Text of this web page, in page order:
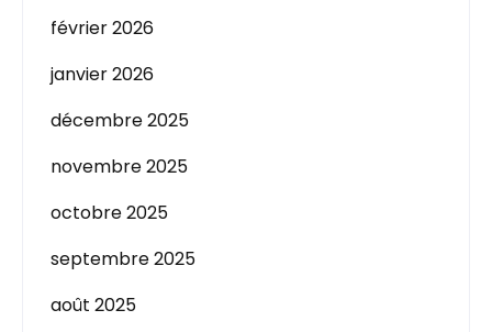
février 2026
janvier 2026
décembre 2025
novembre 2025
octobre 2025
septembre 2025
août 2025